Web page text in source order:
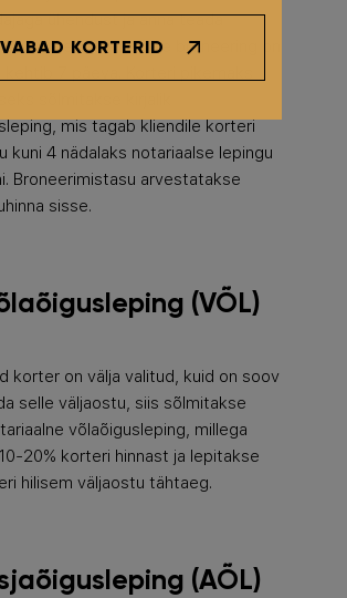
ühendust ja anna teada
broneerida. Suuline broneering on
mis tagab kliendile korteri
kuni 4 nädalaks notariaalse lepingu
Broneerimistasu arvestatakse
sisse.
(VÕL)
korter on välja valitud, kuid on soov
selle väljaostu, siis sõlmitakse
võlaõigusleping, millega
20% korteri hinnast ja lepitakse
hilisem väljaostu tähtaeg.
(AÕL)
VABAD KORTERID